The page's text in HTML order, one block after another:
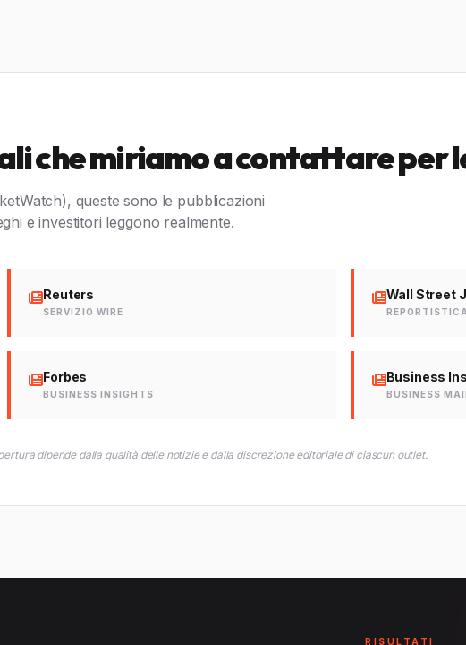
che miriamo a contattare per
queste sono le pubblicazioni
e investitori leggono realmente.
Reuters
SERVIZIO WIRE
Wall Street
Forbes
BUSINESS INSIGHTS
Business
BUSINESS
dipende dalla qualità delle notizie e dalla discrezione editoriale di ciascun outlet.
RISULTATI